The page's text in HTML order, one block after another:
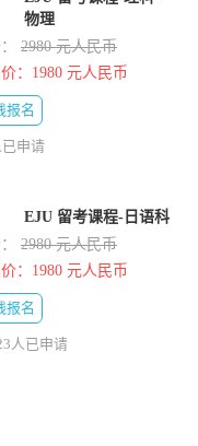
物理
2980 元人民币
：1980 元人民币
报名
已申请
EJU 留考课程-日语科
2980 元人民币
：1980 元人民币
报名
人已申请